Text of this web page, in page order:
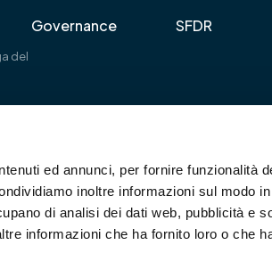
ed annunci, per fornire funzionalità
inoltre informazioni sul modo
di analisi dei dati web, pubblicità e
informazioni che ha fornito loro o che
del
Governance SFDR
n° 10107990961
delle SGR ex art. 35 del TUF
di OICVM al nr. 61